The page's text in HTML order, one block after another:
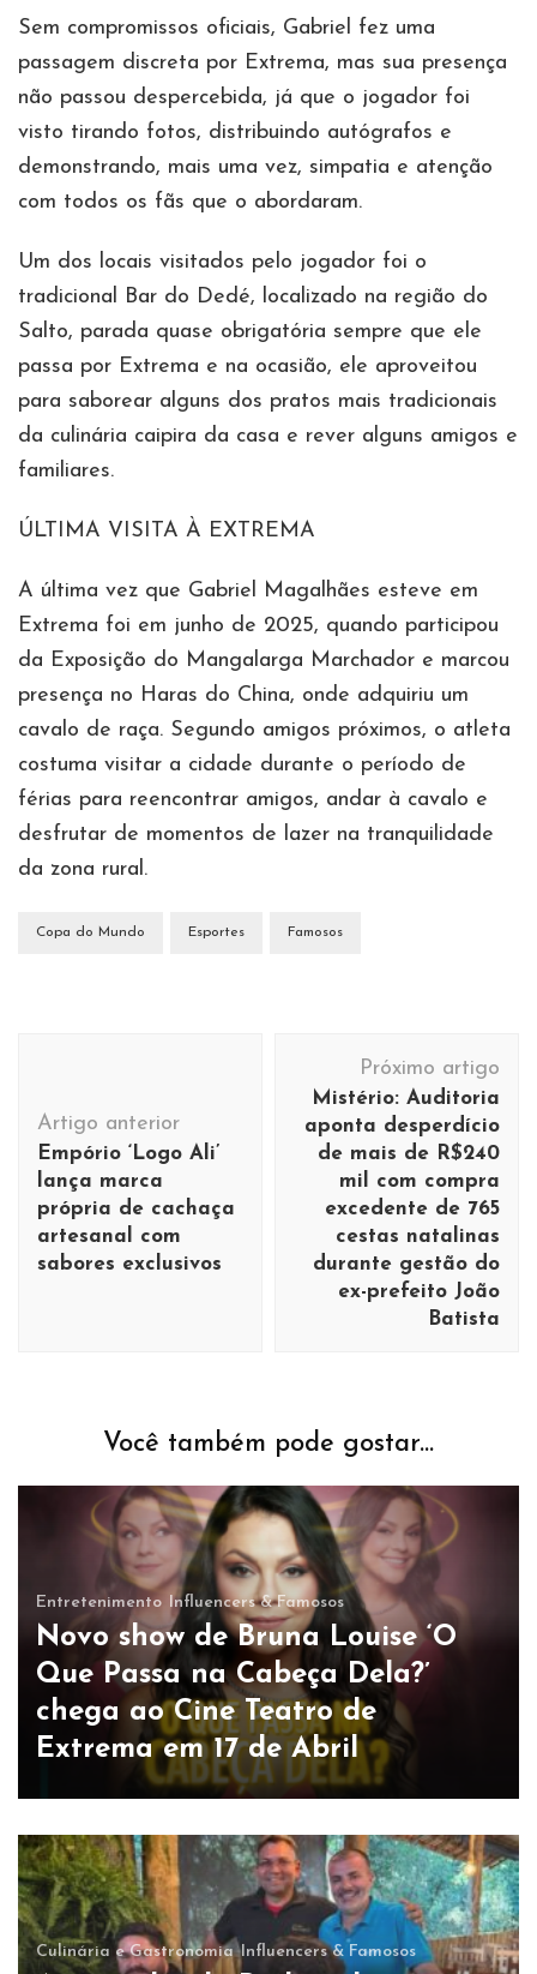
Sem compromissos oficiais, Gabriel fez uma
passagem discreta por Extrema, mas sua presença
não passou despercebida, já que o jogador foi
visto tirando fotos, distribuindo autógrafos e
demonstrando, mais uma vez, simpatia e atenção
com todos os fãs que o abordaram.
Um dos locais visitados pelo jogador foi o
tradicional Bar do Dedé, localizado na região do
Salto, parada quase obrigatória sempre que ele
passa por Extrema e na ocasião, ele aproveitou
para saborear alguns dos pratos mais tradicionais
da culinária caipira da casa e rever alguns amigos e
familiares.
ÚLTIMA VISITA À EXTREMA
A última vez que Gabriel Magalhães esteve em
Extrema foi em junho de 2025, quando participou
da Exposição do Mangalarga Marchador e marcou
presença no Haras do China, onde adquiriu um
cavalo de raça. Segundo amigos próximos, o atleta
costuma visitar a cidade durante o período de
férias para reencontrar amigos, andar à cavalo e
desfrutar de momentos de lazer na tranquilidade
da zona rural.
Copa do Mundo Esportes Famosos
post
Artigo anterior
Empório ‘Logo Ali’
lança marca
própria de cachaça
artesanal com
sabores exclusivos
Próximo artigo
Mistério: Auditoria
aponta desperdício
de mais de R$240
mil com compra
excedente de 765
cestas natalinas
durante gestão do
ex-prefeito João
Batista
Você também pode gostar...
Entretenimento Influencers & Famosos
Novo show de Bruna Louise ‘O
Que Passa na Cabeça Dela?’
chega ao Cine Teatro de
Extrema em 17 de Abril
Culinária e Gastronomia Influencers & Famosos